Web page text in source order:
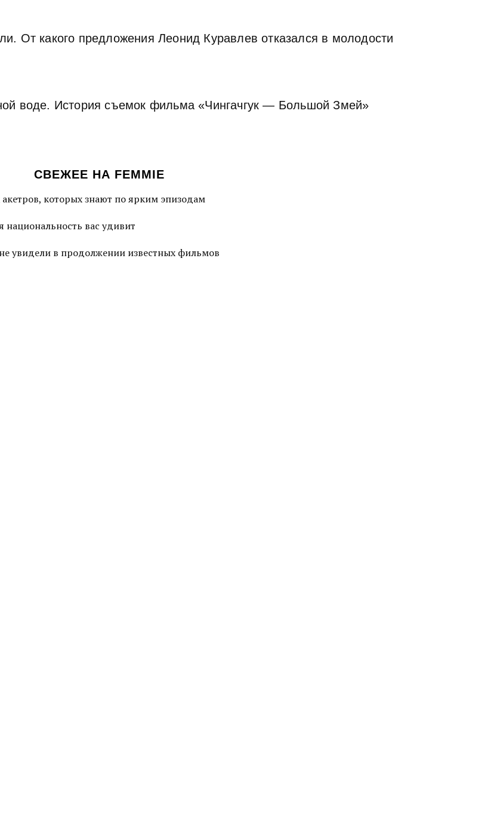
От какого предложения Леонид Куравлев отказался в молодости
воде. История съемок фильма «Чингачгук — Большой Змей»
СВЕЖЕЕ НА FEMMIE
которых знают по ярким эпизодам
национальность вас удивит
увидели в продолжении известных фильмов